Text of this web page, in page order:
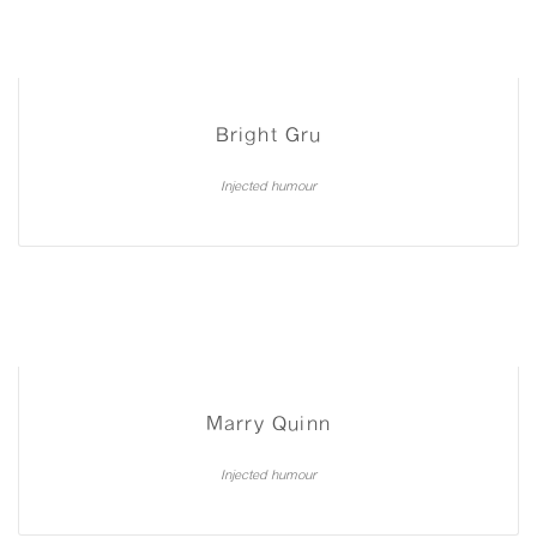
Bright Gru
Injected humour
Marry Quinn
Injected humour